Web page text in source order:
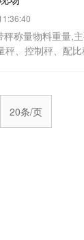
称量物料重量,
、控制秤、配比
20条/页